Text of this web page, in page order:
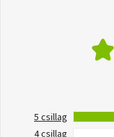
5 csillag
4 csillag